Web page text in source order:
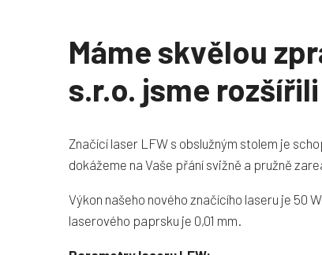
Máme skvělou
s.r.o. jsme
Značící laser LFW s obslužným stolem je
dokážeme na Vaše přání svižně a pružně
Výkon našeho nového značícího laseru je 50
laserového paprsku je 0,01 mm.